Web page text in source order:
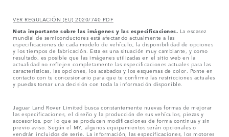
VER REGULACIÓN (EU) 2020/740 PDF
Nota importante sobre las imágenes y las especificaciones. La escasez
mundial de semiconductores está afectando actualmente a las
especificaciones de cada modelo de vehículo, la disponibilidad de opciones
y los tiempos de fabricación. Esta es una situación muy cambiante, y como
resultado, es posible que las imágenes utilizadas en el sitio web en la
actualidad no reflejen completamente las especificaciones actuales para las
características, las opciones, los acabados y los esquemas de color. Ponte en
contacto con tu concesionario para que te confirme las restricciones actuales
y puedas tomar una decisión con toda la información disponible.
Jaguar Land Rover Limited busca constantemente nuevas formas de mejorar
las especificaciones, el diseño y la producción de sus vehículos, piezas y
accesorios, por lo que se producen modificaciones de forma continua y sin
previo aviso. Según el MY, algunos equipamientos serán opcionales o
vendrán incluidos de serie. La información, las especificaciones, los motores